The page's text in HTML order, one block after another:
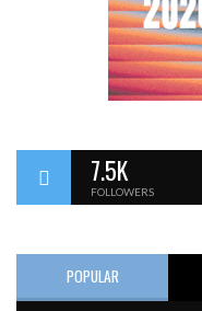
7.5K
FOLLOWERS
POPULAR